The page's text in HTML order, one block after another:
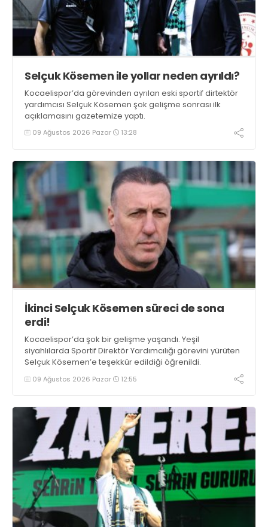
Selçuk Kösemen ile yollar neden ayrıldı?
Kocaelispor’da görevinden ayrılan eski sportif dirtektör
yardımcısı Selçuk Kösemen şok gelişme sonrası ilk
açıklamasını gazetemize yaptı.
09 Ağustos 2026 Pazar 13:28
İkinci Selçuk Kösemen süreci de sona
erdi!
Kocaelispor’da şok bir gelişme yaşandı. Yeşil
siyahlılarda Sportif Direktör Yardımcılığı görevini yürüten
Selçuk Kösemen’e teşekkür edildiği öğrenildi.
09 Ağustos 2026 Pazar 12:55